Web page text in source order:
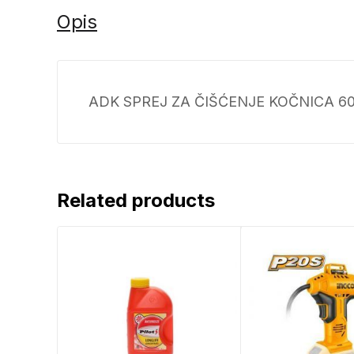
Opis
ADK SPREJ ZA ČIŠĆENJE KOČNICA
Related products